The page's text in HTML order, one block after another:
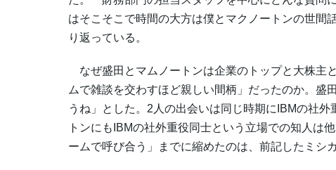
はそこそこで時間の大方は僕とマクノートンの世間
り返っている。
なぜ盛田とマムノートンは企業のトップと大株主
ムで雑談を交わすほど親しい間柄」だったのか。盛
うね」とした。2人の出会いは同じ時期にIBMの社
トンにもIBMの社外重役同士という立場での知人は
ームで呼び合う」までに縮めたのは、前記したミシ